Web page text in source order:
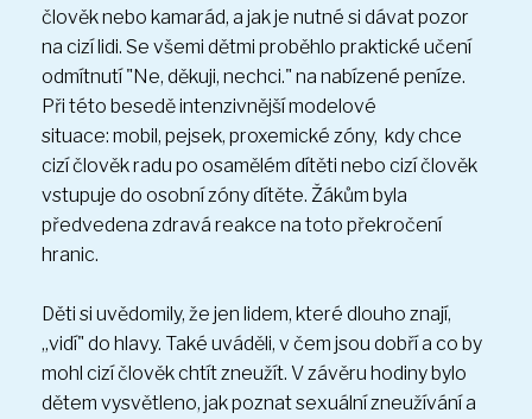
člověk nebo kamarád, a jak je nutné si dávat pozor
na cizí lidi. Se všemi dětmi proběhlo praktické učení
odmítnutí "Ne, děkuji, nechci." na nabízené peníze.
Při této besedě intenzivnější modelové
situace: mobil, pejsek, proxemické zóny, kdy chce
cizí člověk radu po osamělém dítěti nebo cizí člověk
vstupuje do osobní zóny dítěte. Žákům byla
předvedena zdravá reakce na toto překročení
hranic.
Děti si uvědomily, že jen lidem, které dlouho znají,
„vidí" do hlavy. Také uváděli, v čem jsou dobří a co by
mohl cizí člověk chtít zneužít. V závěru hodiny bylo
dětem vysvětleno, jak poznat sexuální zneužívání a
UMÍM ŘÍCI NE(6 sn.)